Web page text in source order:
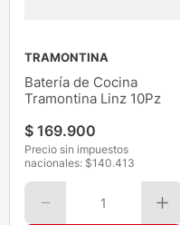
TRAMONTINA
Batería de Cocina
Tramontina Linz 10Pz
$ 169.900
Precio sin impuestos
nacionales: $140.413
1